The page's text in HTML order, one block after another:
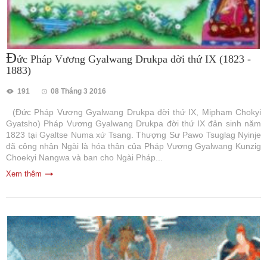
Đức Pháp Vương Gyalwang Drukpa đời thứ IX (1823 -
1883)
191 08 Tháng 3 2016
(Đức Pháp Vương Gyalwang Drukpa đời thứ IX, Mipham Chokyi
Gyatsho) Pháp Vương Gyalwang Drukpa đời thứ IX đản sinh năm
1823 tại Gyaltse Numa xứ Tsang. Thượng Sư Pawo Tsuglag Nyinje
đã công nhận Ngài là hóa thân của Pháp Vương Gyalwang Kunzig
Choekyi Nangwa và ban cho Ngài Pháp...
Xem thêm